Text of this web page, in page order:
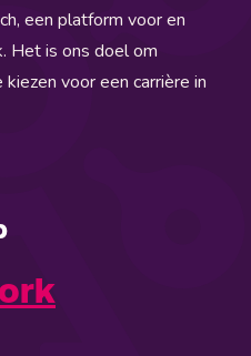
een platform voor en
Het is ons doel om
voor een carrière in